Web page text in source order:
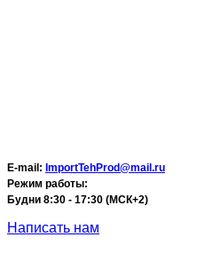
E-mail: ImportTehProd@mail.ru
Режим работы:
Будни 8:30 - 17:30 (МСК+2)
Написать нам